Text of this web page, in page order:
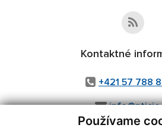
Používame
Kontaktné
+421 57 788